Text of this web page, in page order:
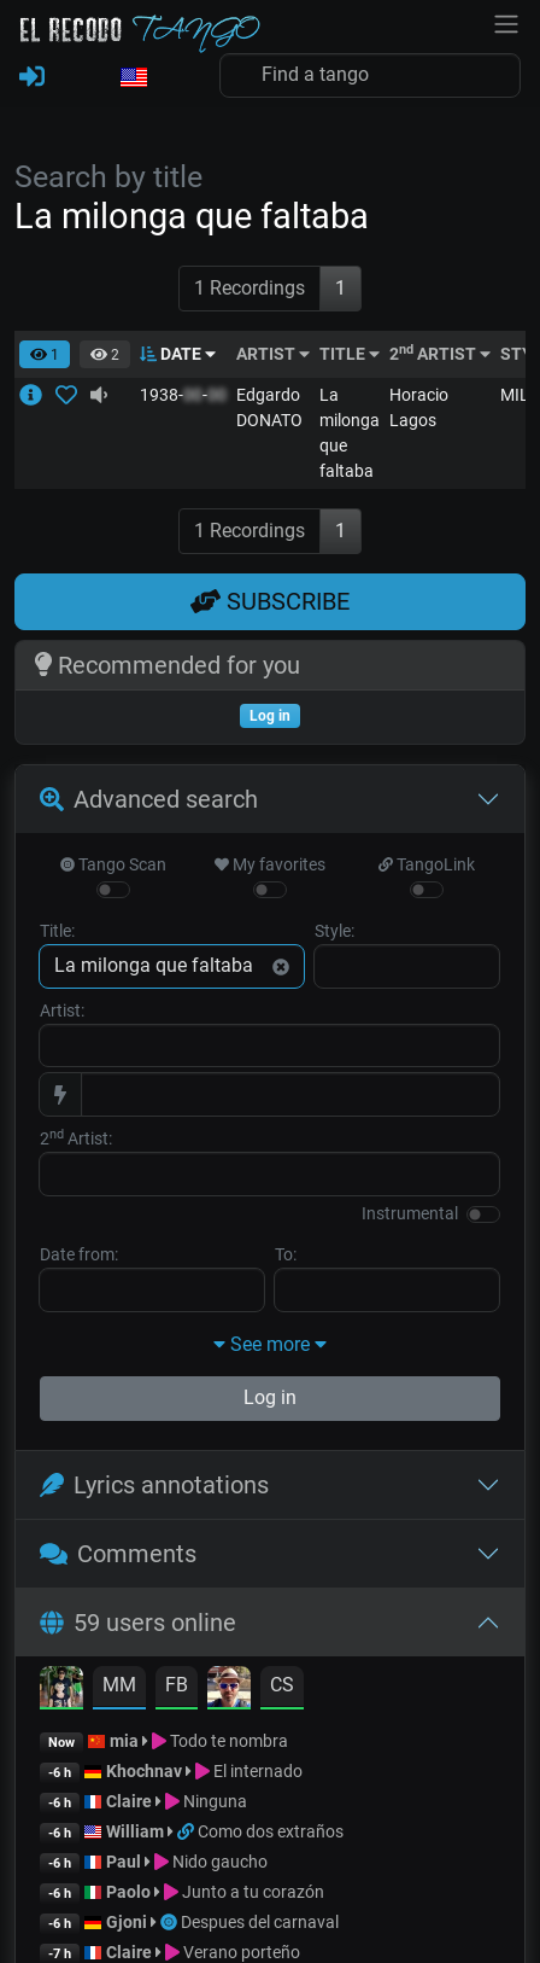
Search by title
La milonga que faltaba
1 Recordings 1
1 2 DATE ARTIST TITLE 2nd ARTIST
1938-00-00
Edgardo
DONATO
La
milonga
que
faltaba
Horacio
Lagos
1 Recordings 1
SUBSCRIBE
Recommended for you
Log in
Advanced search
Tango Scan My favorites TangoLink
Title: Style:
Artist:
2nd Artist:
Instrumental
Date from: To:
See more
Log in
Lyrics annotations
Comments
59 users online
MM FB CS
Now mia Todo te nombra
-6 h Khochnav El internado
-6 h Claire Ninguna
-6 h William Como dos extraños
-6 h Paul Nido gaucho
-6 h Paolo Junto a tu corazón
-6 h Gjoni Despues del carnaval
-7 h Claire Verano porteño